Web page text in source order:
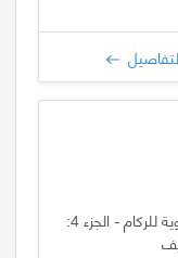
اختبارات الخصائص الحرارية والجوية للركام - الجزء 4: